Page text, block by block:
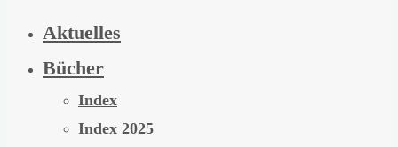
nach:
Aktuelles
Bücher
Index
Index 2025